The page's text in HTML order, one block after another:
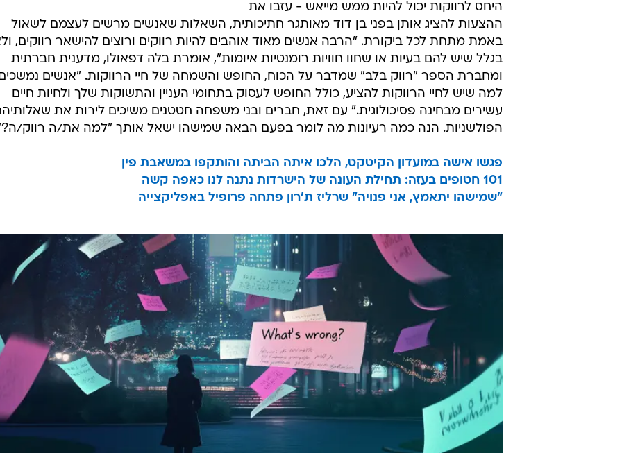
היחס לרווקות יכול להיות ממש מייאש - עזבו את
ההצעות להציג אותן בפני בן דוד מאותגר חתיכותית, השאלות שאנשים מרשים לעצמם לשאול
באמת מתחת לכל ביקורת. "הרבה אנשים מאוד אוהבים להיות רווקים ורוצים להישאר רווקים,
בגלל שיש להם בעיות או שחוו חוויות רומנטיות איומות", אומרת בלה דפאולו, מדענית חברתית
ומחברת הספר "רווק בלב" שמדבר על הכוח, החופש והשמחה של חיי הרווקות. "אנשים
למה שיש לחיי הרווקות להציע, כולל החופש לעסוק בתחומי העניין והתשוקות שלך ולחיות חיים
עשירים מבחינה פסיכולוגית." עם זאת, חברים ובני משפחה חטטנים משיכים לירות את
הפולשניות. הנה כמה רעיונות מה לומר בפעם הבאה שמישהו ישאל אותך "למה את/ה רווק/
פגשו אישה במועדון הקיטקט, הלכו איתה הביתה והותקפו במשאבת פין
101 חטופים בעזה: תחילת העונה של הישרדות נתנה לנו כאפה קשה
"שמישהו יתאמץ, אני פנויה" שרליז ת'רון פתחה פרופיל באפליקצייה